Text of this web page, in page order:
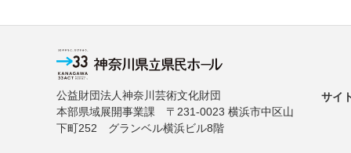
公益財団法人神奈川芸術文化財団
本部県域展開事業課 〒231-0023 横浜市中区山
下町252 グランベル横浜ビル8階
サイ